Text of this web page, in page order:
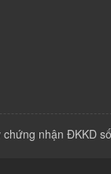
chứng nhận ĐKKD